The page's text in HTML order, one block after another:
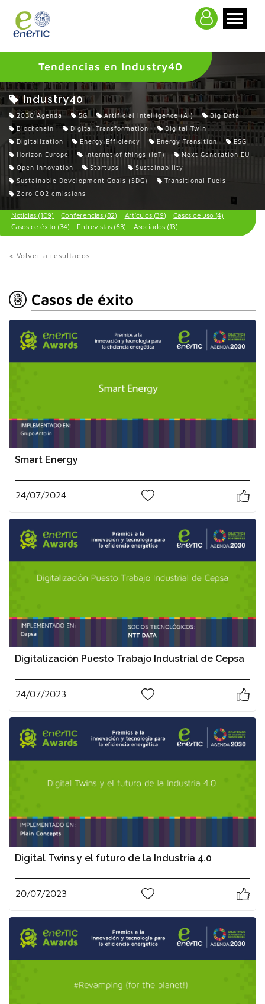
Tendencias en Industry40
Industry40
2030 Agenda 5G Artificial intelligence (AI)
Big Data
Blockchain
Digital Transformation
Digital Twin
Digitalization
Energy Efficiency Energy Transition
ESG
Horizon Europe
Internet of things (IoT)
Next Generation EU
Open Innovation
Startups
Sustainability
Sustainable Development Goals (SDG)
Transitional Fuels
Zero CO2 emissions
Noticias (109) Conferencias (82) Artículos (39)
Casos de uso (4)
Casos de éxito (34)
Entrevistas (63) Asociados (13)
< Volver a resultados
Casos de éxito
Smart Energy
24/07/2024
Digitalización Puesto Trabajo Industrial de Cepsa
24/07/2023
Digital Twins y el futuro de la Industria 4.0
20/07/2023